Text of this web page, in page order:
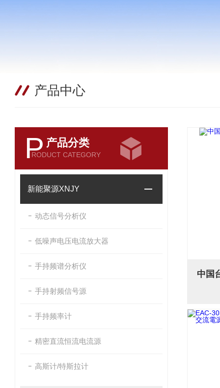
产品中心
P 产品分类
RODUCT CATEGORY
新能聚源XNJY
动态信号分析仪
低噪声电压电流放大器
手持频谱分析仪
手持射频信号源
手持频率计
精密直流恒流电流源
高斯计/特斯拉计